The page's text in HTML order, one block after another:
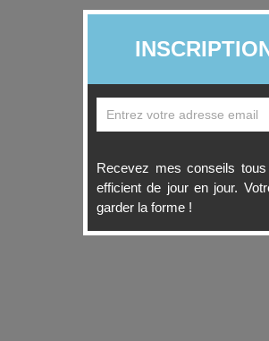
Recevez mes conseils
efficient de jour en jour.
garder la forme !